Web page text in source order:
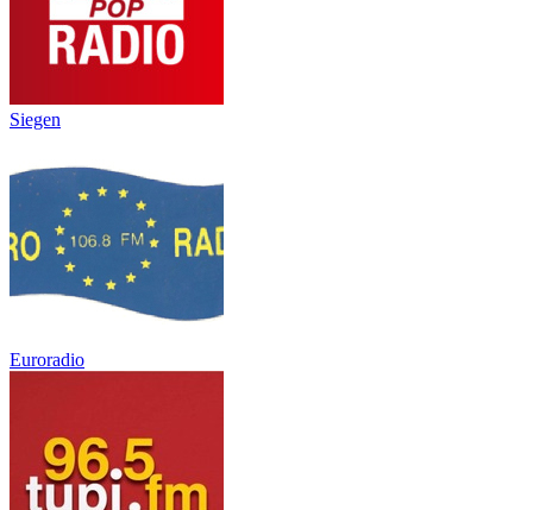
Siegen
Euroradio